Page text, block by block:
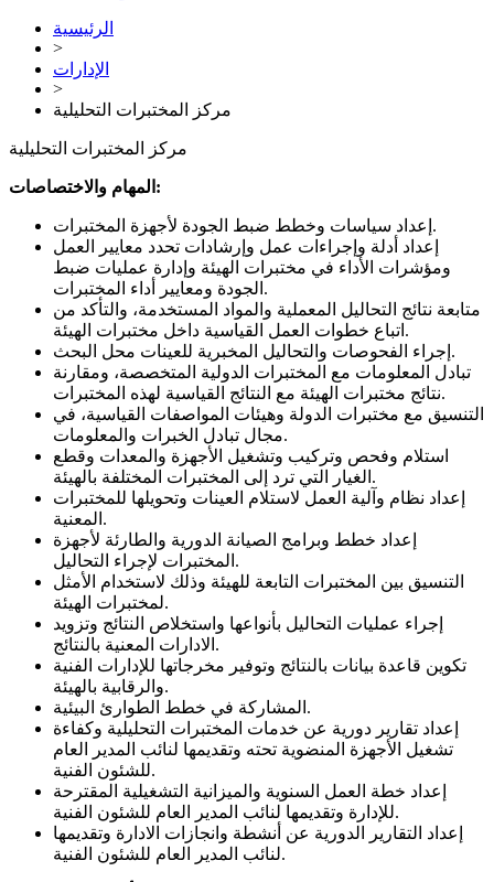
الرئيسية
>
الإدارات
>
مركز المختبرات التحليلية
مركز المختبرات التحليلية
المهام والاختصاصات:
إعداد سياسات وخطط ضبط الجودة لأجهزة المختبرات.
إعداد أدلة وإجراءات عمل وإرشادات تحدد معايير العمل
ومؤشرات الأداء في مختبرات الهيئة وإدارة عمليات ضبط
الجودة ومعايير أداء المختبرات.
متابعة نتائج التحاليل المعملية والمواد المستخدمة، والتأكد من
اتباع خطوات العمل القياسية داخل مختبرات الهيئة.
إجراء الفحوصات والتحاليل المخبرية للعينات محل البحث.
تبادل المعلومات مع المختبرات الدولية المتخصصة، ومقارنة
نتائج مختبرات الهيئة مع النتائج القياسية لهذه المختبرات.
التنسيق مع مختبرات الدولة وهيئات المواصفات القياسية، في
مجال تبادل الخبرات والمعلومات.
استلام وفحص وتركيب وتشغيل الأجهزة والمعدات وقطع
الغيار التي ترد إلى المختبرات المختلفة بالهيئة.
إعداد نظام وآلية العمل لاستلام العينات وتحويلها للمختبرات
المعنية.
إعداد خطط وبرامج الصيانة الدورية والطارئة لأجهزة
المختبرات لإجراء التحاليل.
التنسيق بين المختبرات التابعة للهيئة وذلك لاستخدام الأمثل
لمختبرات الهيئة.
إجراء عمليات التحاليل بأنواعها واستخلاص النتائج وتزويد
الادارات المعنية بالنتائج.
تكوين قاعدة بيانات بالنتائج وتوفير مخرجاتها للإدارات الفنية
والرقابية بالهيئة.
المشاركة في خطط الطوارئ البيئية.
إعداد تقارير دورية عن خدمات المختبرات التحليلية وكفاءة
تشغيل الأجهزة المنضوية تحته وتقديمها لنائب المدير العام
للشئون الفنية.
إعداد خطة العمل السنوية والميزانية التشغيلية المقترحة
للإدارة وتقديمها لنائب المدير العام للشئون الفنية.
إعداد التقارير الدورية عن أنشطة وانجازات الادارة وتقديمها
لنائب المدير العام للشئون الفنية.